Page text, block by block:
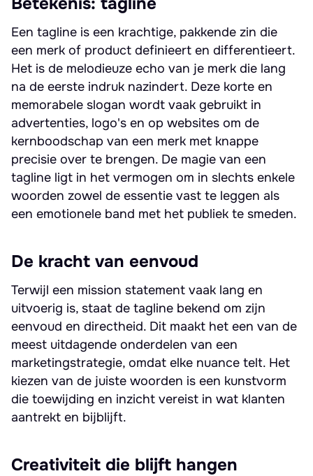
Een tagline is een krachtige, pakkende zin die
een merk of product definieert en differentieert.
Het is de melodieuze echo van je merk die lang
na de eerste indruk nazindert. Deze korte en
memorabele slogan wordt vaak gebruikt in
advertenties, logo's en op websites om de
kernboodschap van een merk met knappe
precisie over te brengen. De magie van een
tagline ligt in het vermogen om in slechts enkele
woorden zowel de essentie vast te leggen als
een emotionele band met het publiek te smeden.
De kracht van eenvoud
Terwijl een mission statement vaak lang en
uitvoerig is, staat de tagline bekend om zijn
eenvoud en directheid. Dit maakt het een van de
meest uitdagende onderdelen van een
marketingstrategie, omdat elke nuance telt. Het
kiezen van de juiste woorden is een kunstvorm
die toewijding en inzicht vereist in wat klanten
aantrekt en bijblijft.
Creativiteit die blijft hangen